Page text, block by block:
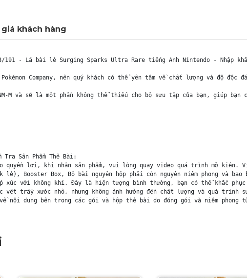
khách hàng
191 - Lá bài lẻ Surging Sparks Ultra Rare tiếng Anh Nintendo - Nhập
Pokémon Company, nên quý khách có thể yên tâm về chất lượng và độ
M và sẽ là một phần không thể thiếu cho bộ sưu tập của bạn, giúp
Tra Sản Phẩm Thẻ Bài:
quyền lợi, khi nhận sản phẩm, vui lòng quay video quá trình mở
lẻ), Booster Box, Bộ bài nguyên hộp phải còn nguyên niêm phong và
với không khí. Đây là hiện tượng bình thường, bạn có thể khắc phục
trầy xước nhỏ, nhưng không ảnh hưởng đến chất lượng và quá trình
về nội dung bên trong các gói và hộp thẻ bài do đóng gói và niêm